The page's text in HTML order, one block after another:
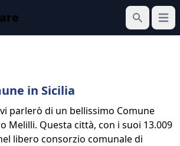
Cerca
Apri
in Sicilia
parlerò di un bellissimo Comune
Melilli. Questa città, con i suoi 13.009
libero consorzio comunale di